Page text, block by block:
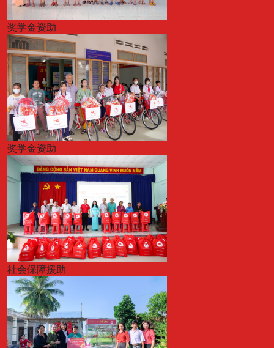
奖学金资助
奖学金资助
社会保障援助